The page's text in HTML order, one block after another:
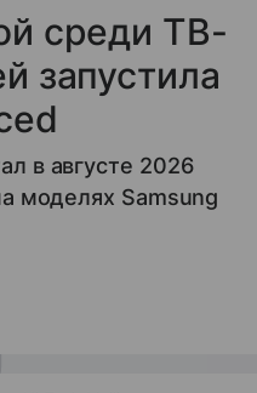
среди ТВ-
запустила
в августе 2026
моделях Samsung